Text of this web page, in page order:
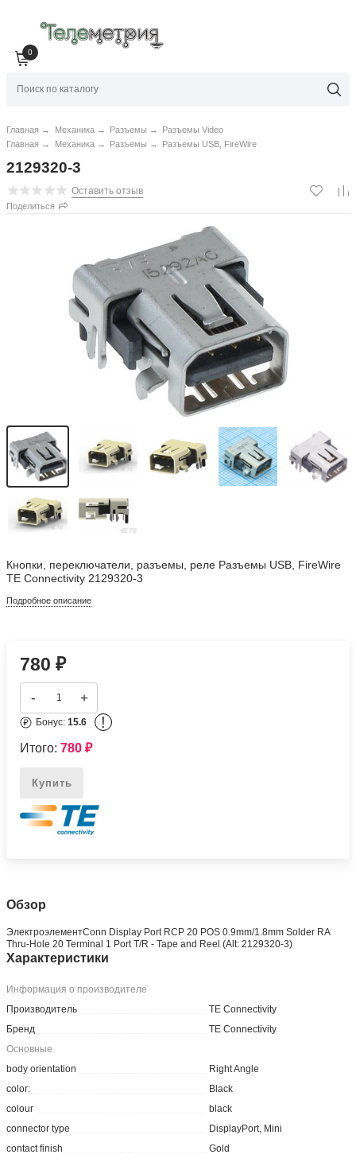
0
Главная → Механика → Разъемы →
Разъемы Video
Разъемы USB, FireWire
Разъемы →
Механика →
Главная →
2129320-3
Оставить отзыв
Поделиться
Кнопки, переключатели, разъемы, реле Разъемы USB, FireWire
TE Connectivity 2129320-3
Подробное описание
780₽
- +
Бонус:15.6 !
Итого:780₽
Купить
Обзор
ЭлектроэлементConn Display Port RCP 20 POS 0.9mm/1.8mm Solder RA
Thru-Hole 20 Terminal 1 Port T/R - Tape and Reel (Alt: 2129320-3)
Характеристики
Информация о производителе
Производитель
TE Connectivity
Бренд
TE Connectivity
Основные
body orientation
Right Angle
color:
Black
colour
black
connector type
DisplayPort, Mini
contact finish
Gold